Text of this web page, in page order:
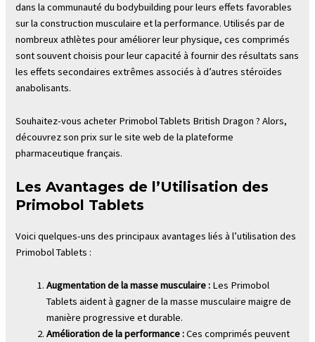
dans la communauté du bodybuilding pour leurs effets favorables
sur la construction musculaire et la performance. Utilisés par de
nombreux athlètes pour améliorer leur physique, ces comprimés
sont souvent choisis pour leur capacité à fournir des résultats sans
les effets secondaires extrêmes associés à d’autres stéroïdes
anabolisants.
Souhaitez-vous acheter Primobol Tablets British Dragon ? Alors,
découvrez son prix sur le site web de la plateforme
pharmaceutique français.
Les Avantages de l’Utilisation des
Primobol Tablets
Voici quelques-uns des principaux avantages liés à l’utilisation des
Primobol Tablets :
Augmentation de la masse musculaire : Les Primobol
Tablets aident à gagner de la masse musculaire maigre de
manière progressive et durable.
Amélioration de la performance :Ces comprimés peuvent